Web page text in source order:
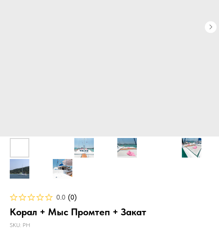
0.0 (0)
Корал + Мыс Промтеп + Закат
SKU: PH